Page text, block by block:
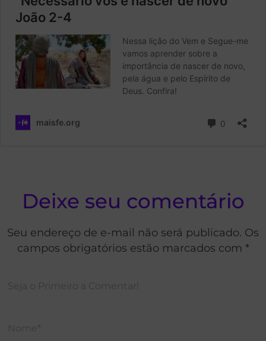
Deixe seu comentário
Seu endereço de e-mail não será publicado. Os
campos obrigatórios estão marcados com *